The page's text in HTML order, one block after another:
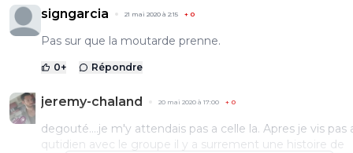
signgarcia 21 mai 2020 à 2:15 + 0
Pas sur que la moutarde prenne.
0+ Répondre
jeremy-chaland 20 mai 2020 à 17:00 + 0
degouté....je m'y attendais pas a celle la. Apres je vis pas
qutidien avec le groupe il y a surrement une histoire de